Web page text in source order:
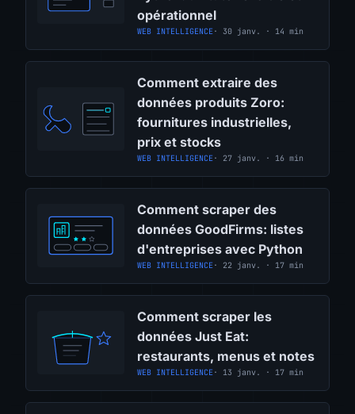
opérationnel
WEB INTELLIGENCE · 30 janv. · 14 min
Comment extraire des
données produits Zoro:
fournitures industrielles,
prix et stocks
WEB INTELLIGENCE · 27 janv. · 16 min
Comment scraper des
données GoodFirms: listes
d'entreprises avec Python
WEB INTELLIGENCE · 22 janv. · 17 min
Comment scraper les
données Just Eat:
restaurants, menus et notes
WEB INTELLIGENCE · 13 janv. · 17 min